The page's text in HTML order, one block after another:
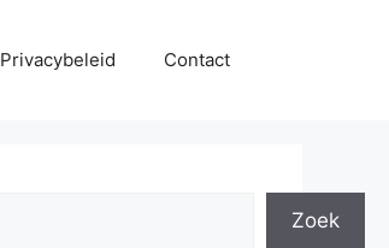
Privacybeleid Contact
Zoek